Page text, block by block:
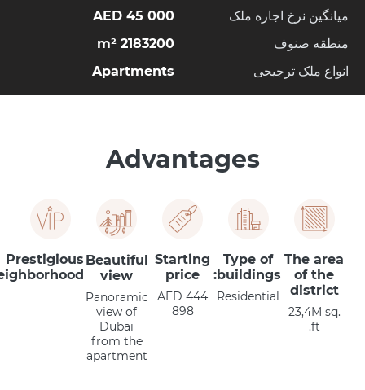
میانگین نرخ اجاره ملک
45 000 AED
منطقه صنوف
2183200 m²
انواع ملک ترجیحی
Apartments
Advantages
The area
of the
district
23,4M sq.
ft.
Type of
buildings:
Residential
Starting
price
AED 444
898
Beautiful
view
Panoramic
view of
Dubai
from the
apartment
Prestigious